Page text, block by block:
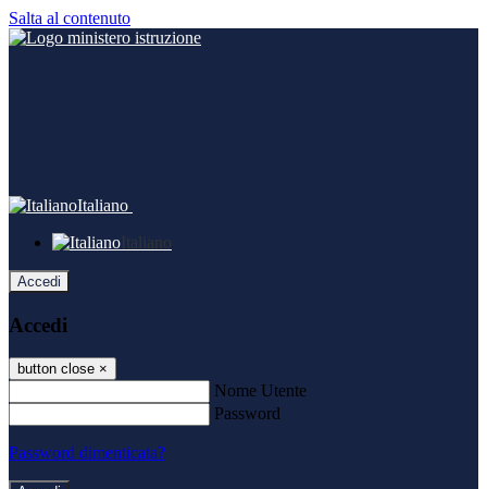
Salta al contenuto
Italiano
Italiano
Accedi
Accedi
button close ×
Nome Utente
Password
Password dimenticata?